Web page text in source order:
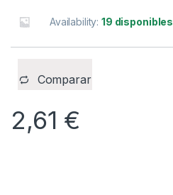
Availability:19 disponibles
Comparar
2,61 €